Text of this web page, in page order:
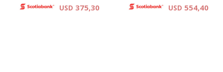
USD 375,30 USD 554,40